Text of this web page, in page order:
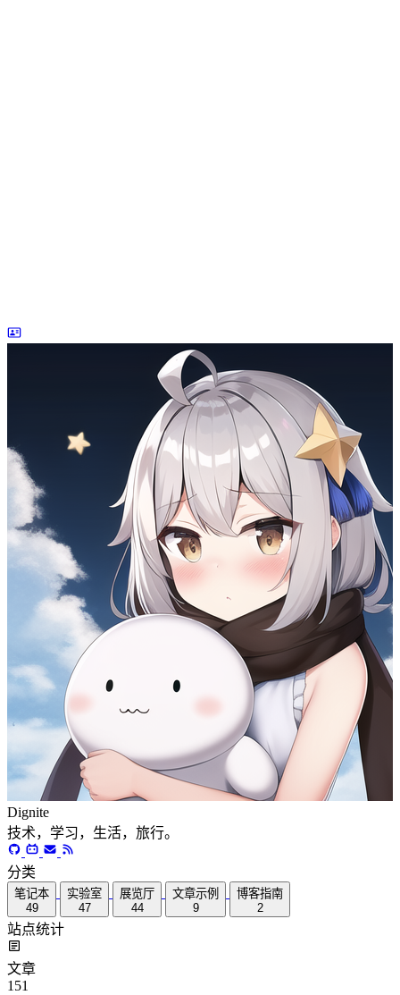
Dignite
技术，学习，生活，旅行。
分类
笔记本
49
实验室
47
展览厅
44
文章示例
9
博客指南
2
站点统计
文章
151